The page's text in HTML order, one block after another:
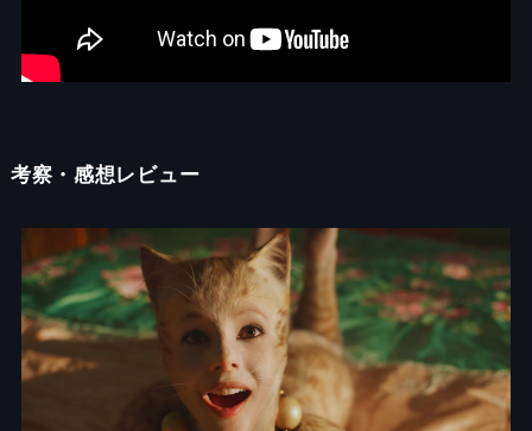
考察・感想レビュー